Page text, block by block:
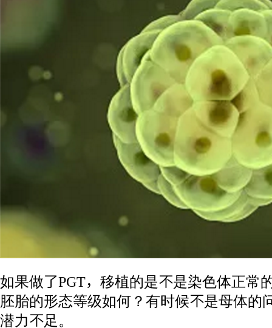
如果做了PGT，移植的是不是染色体正常
胚胎的形态等级如何？有时候不是母体的
潜力不足。